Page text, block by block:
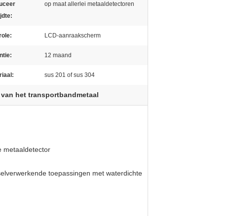
op maat allerlei metaaldetectoren
LCD-aanraakscherm
12 maand
sus 201 of sus 304
het transportbandmetaal
metaaldetector
toepassingen met waterdichte